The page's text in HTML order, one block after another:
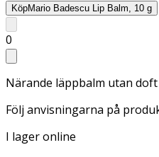
KöpMario Badescu Lip Balm, 10 g
0
Närande läppbalm utan doft
Följ anvisningarna på
I lager online